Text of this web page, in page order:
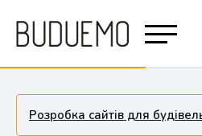
Розробка сайтів для